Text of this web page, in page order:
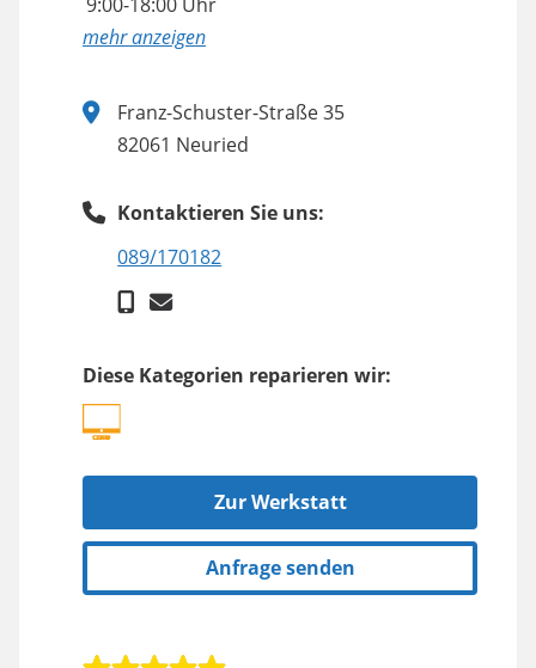
anzeigen
Franz-Schuster-Straße 35
82061 Neuried
Kontaktieren Sie uns:
089/170182
Diese Kategorien reparieren wir:
Zur Werkstatt
Anfrage senden